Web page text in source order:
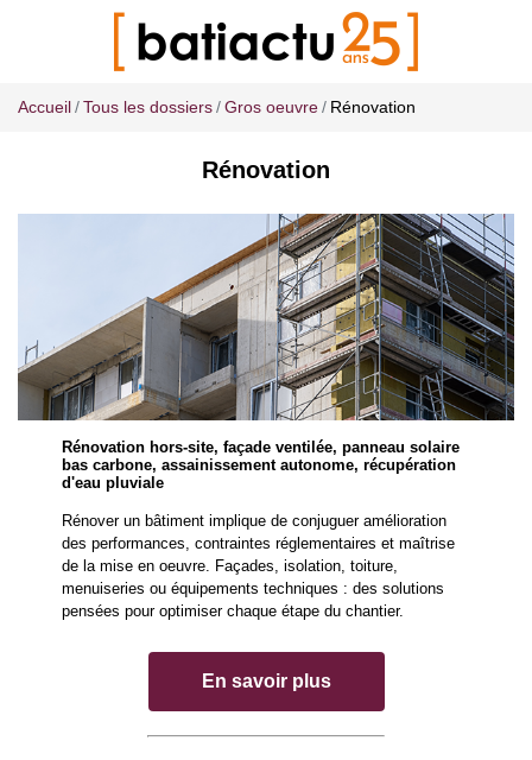
Accueil Tous les dossiers Gros oeuvre Rénovation
Rénovation
Rénovation hors-site, façade ventilée, panneau solaire
bas carbone, assainissement autonome, récupération
d'eau pluviale
Rénover un bâtiment implique de conjuguer amélioration
des performances, contraintes réglementaires et maîtrise
de la mise en oeuvre. Façades, isolation, toiture,
menuiseries ou équipements techniques : des solutions
pensées pour optimiser chaque étape du chantier.
En savoir plus